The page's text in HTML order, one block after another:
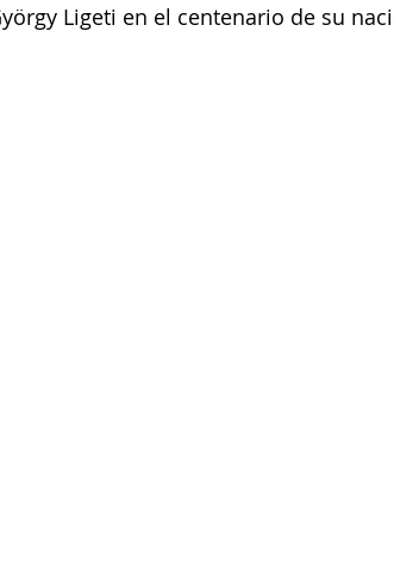
Ligeti en el centenario de su